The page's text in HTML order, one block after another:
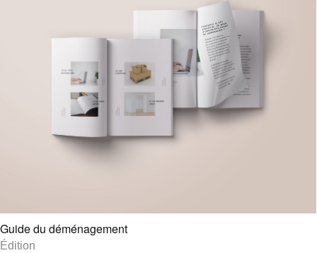
Guide du déménagement
Édition